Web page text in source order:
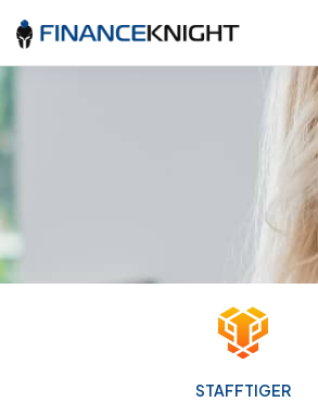
STAFFTIGER